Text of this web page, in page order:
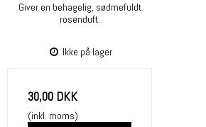
Giver en behagelig, sødmefuldt
rosenduft.
Ikke på lager
30,00 DKK
(inkl. moms)